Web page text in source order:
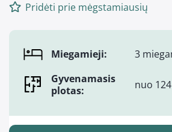
Pridėti prie mėgstamiausių
Miegamieji:
3
Gyvenamasis
plotas:
nuo